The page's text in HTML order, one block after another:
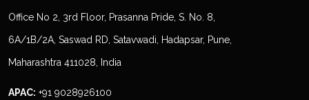
Office No 2, 3rd Floor, Prasanna Pride, S. No. 8,
6A/1B/2A, Saswad RD, Satavwadi, Hadapsar, Pune,
Maharashtra 411028, India
APAC: +91 9028926100